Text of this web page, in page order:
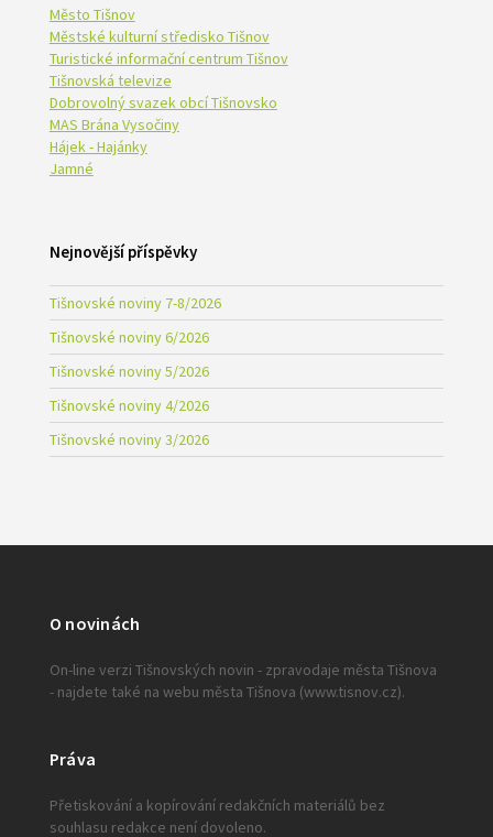
Město Tišnov
Městské kulturní středisko Tišnov
Turistické informační centrum Tišnov
Tišnovská televize
Dobrovolný svazek obcí Tišnovsko
MAS Brána Vysočiny
Hájek - Hajánky
Jamné
Nejnovější příspěvky
Tišnovské noviny 7-8/2026
Tišnovské noviny 6/2026
Tišnovské noviny 5/2026
Tišnovské noviny 4/2026
Tišnovské noviny 3/2026
O novinách
On-line verzi Tišnovských novin - zpravodaje města Tišnova
- najdete také na webu města Tišnova (www.tisnov.cz).
Práva
Přetiskování a kopírování redakčních materiálů bez
souhlasu redakce není dovoleno.